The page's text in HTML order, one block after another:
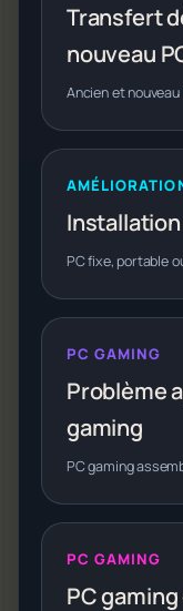
Transfert
nouveau
Ancien et nouveau
Installation
PC fixe, portable
PC GAMING
Problème
gaming
PC gaming
PC GAMING
PC